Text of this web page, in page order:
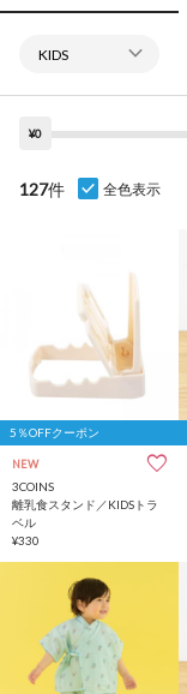
¥0
127件 全色表示
5％OFFクーポン
NEW
3COINS
離乳食スタンド／KIDSトラ
ベル
¥330